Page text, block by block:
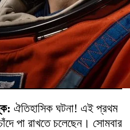
ঐতিহাসিক ঘটনা! এই প্রথম
পা রাখতে চলেছেন। সোমবার